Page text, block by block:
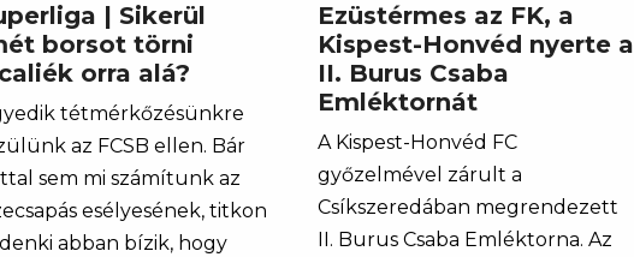
| Sikerül
borsot törni
orra alá?
tétmérkőzésünkre
az FCSB ellen. Bár
sem mi számítunk az
esélyesének, titkon
abban bízik, hogy
Ezüstérmes az FK, a
Kispest-Honvéd nyerte a
II. Burus Csaba
Emléktornát
A Kispest-Honvéd FC
győzelmével zárult a
Csíkszeredában megrendezett
II. Burus Csaba Emléktorna. Az